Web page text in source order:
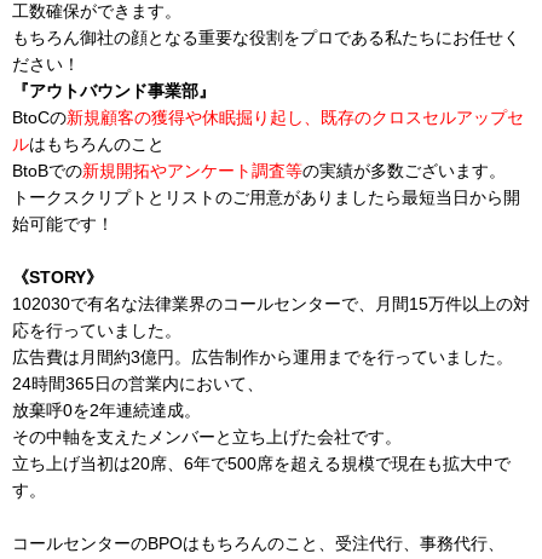
工数確保ができます。
もちろん御社の顔となる重要な役割をプロである私たちにお任せく
ださい！
『アウトバウンド事業部』
BtoCの新規顧客の獲得や休眠掘り起し、既存のクロスセルアップセ
ルはもちろんのこと
BtoBでの新規開拓やアンケート調査等の実績が多数ございます。
トークスクリプトとリストのご用意がありましたら最短当日から開
始可能です！
《STORY》
102030で有名な法律業界のコールセンターで、月間15万件以上の対
応を行っていました。
広告費は月間約3億円。広告制作から運用までを行っていました。
24時間365日の営業内において、
放棄呼0を2年連続達成。
その中軸を支えたメンバーと立ち上げた会社です。
立ち上げ当初は20席、6年で500席を超える規模で現在も拡大中で
す。
コールセンターのBPOはもちろんのこと、受注代行、事務代行、